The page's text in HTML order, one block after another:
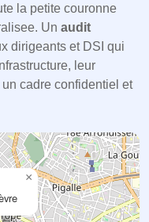
la petite couronne
Un audit
dirigeants et DSI qui
leur
cadre confidentiel et
×